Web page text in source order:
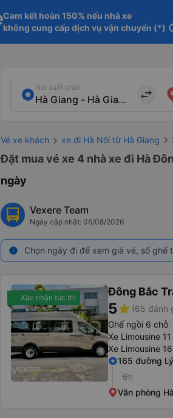
Cam kết hoàn 150% nếu nhà xe
không cung cấp dịch vụ vận chuyển (*)
Nơi xuất phát
import_export
Vé xe khách xe đi Hà Nội từ Hà Giang
Đặt mua vé xe 4 nhà xe đi Hà
ngày
Vexere Team
Ngày cập nhật: 06/08/2026
info Chọn ngày đi để xem giá vé, số
Xác nhận tức thì Đông Bắc
5star (65 đánh
Ghế ngồi 6 chỗ
Xe Limousine
Xe Limousine
165 đường
6h
Văn phòng